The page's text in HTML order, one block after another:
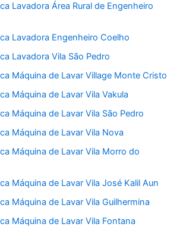
Lavadora Área Rural de Engenheiro
Lavadora Engenheiro Coelho
Lavadora Vila São Pedro
Máquina de Lavar Village Monte Cristo
Máquina de Lavar Vila Vakula
Máquina de Lavar Vila São Pedro
Máquina de Lavar Vila Nova
Máquina de Lavar Vila Morro do
Máquina de Lavar Vila José Kalil Aun
Máquina de Lavar Vila Guilhermina
Máquina de Lavar Vila Fontana